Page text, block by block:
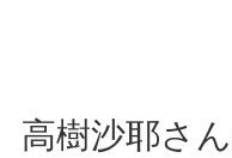
高樹沙耶さん